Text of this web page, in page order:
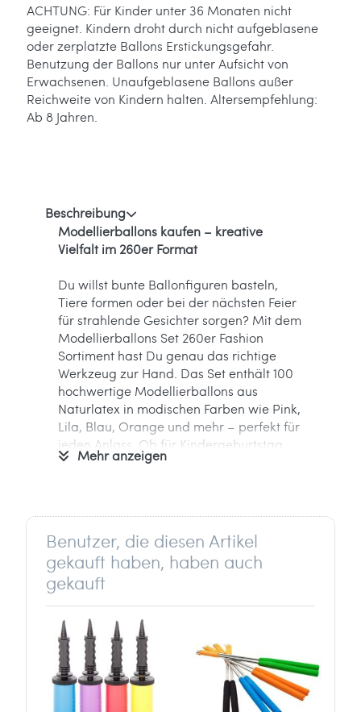
ACHTUNG: Für Kinder unter 36 Monaten nicht
geeignet. Kindern droht durch nicht aufgeblasene
oder zerplatzte Ballons Erstickungsgefahr.
Benutzung der Ballons nur unter Aufsicht von
Erwachsenen. Unaufgeblasene Ballons außer
Reichweite von Kindern halten. Altersempfehlung:
Ab 8 Jahren.
Beschreibung
Modellierballons kaufen – kreative
Vielfalt im 260er Format
Du willst bunte Ballonfiguren basteln,
Tiere formen oder bei der nächsten Feier
für strahlende Gesichter sorgen? Mit dem
Modellierballons Set 260er Fashion
Sortiment hast Du genau das richtige
Werkzeug zur Hand. Das Set enthält 100
hochwertige Modellierballons aus
Naturlatex in modischen Farben wie Pink,
Lila, Blau, Orange und mehr – perfekt für
jeden Anlass. Ob für Kindergeburtstag,
Event oder Workshop: Diese 260er
für Anfänger und Fortgeschrittene, die
beim Ballontiere selber machen nichts
dem Zufall überlassen wollen.
Ballonfiguren basteln leicht gemacht
Die Ballons lassen sich easy mit einer
Ballonpumpe aufblasen und in Form
bringen – ohne Reißen oder Luftverlust.
Sie sind nicht heliumgeeignet, was sie
besonders sicher für den Einsatz zu
Mehr anzeigen
Benutzer, die diesen Artikel
gekauft haben, haben auch
gekauft